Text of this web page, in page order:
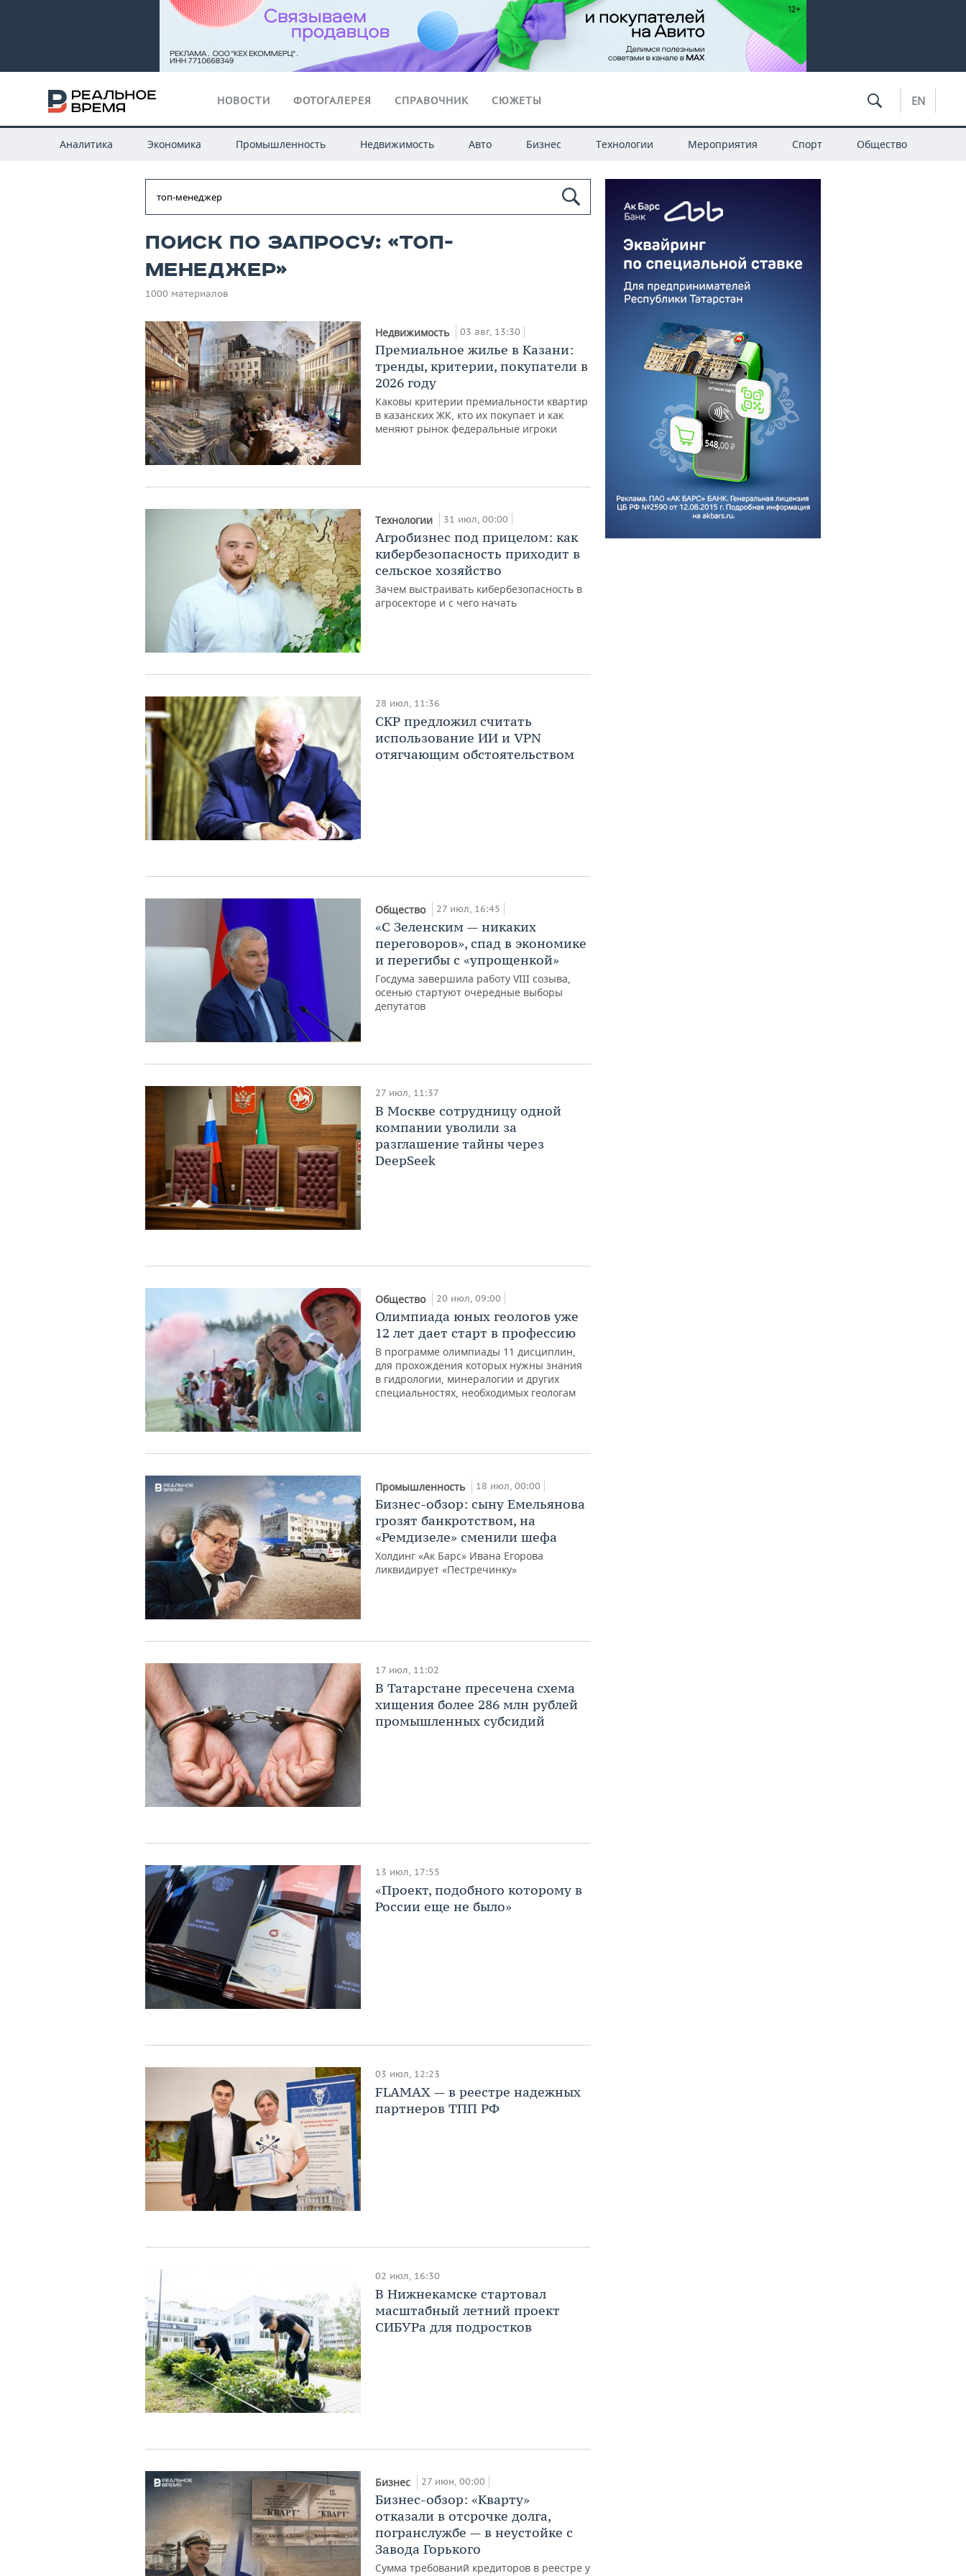
НОВОСТИ ФОТОГАЛЕРЕЯ СПРАВОЧНИК СЮЖЕТЫ EN
Аналитика Экономика Промышленность Недвижимость Авто Бизнес Технологии Мероприятия Спорт Общество
Поиск по запросу: «топ-
менеджер»
1000 материалов
Недвижимость 03 авг, 13:30
Премиальное жилье в Казани:
тренды, критерии, покупатели в
2026 году
Каковы критерии премиальности квартир
в казанских ЖК, кто их покупает и как
меняют рынок федеральные игроки
Технологии 31 июл, 00:00
Агробизнес под прицелом: как
кибербезопасность приходит в
сельское хозяйство
Зачем выстраивать кибербезопасность в
агросекторе и с чего начать
28 июл, 11:36
СКР предложил считать
использование ИИ и VPN
отягчающим обстоятельством
Общество 27 июл, 16:45
«С Зеленским — никаких
переговоров», спад в экономике
и перегибы с «упрощенкой»
Госдума завершила работу VIII созыва,
осенью стартуют очередные выборы
депутатов
27 июл, 11:37
В Москве сотрудницу одной
компании уволили за
разглашение тайны через
DeepSeek
Общество 20 июл, 09:00
Олимпиада юных геологов уже
12 лет дает старт в профессию
В программе олимпиады 11 дисциплин,
для прохождения которых нужны знания
в гидрологии, минералогии и других
специальностях, необходимых геологам
Промышленность 18 июл, 00:00
Бизнес-обзор: сыну Емельянова
грозят банкротством, на
«Ремдизеле» сменили шефа
Холдинг «Ак Барс» Ивана Егорова
ликвидирует «Пестречинку»
17 июл, 11:02
В Татарстане пресечена схема
хищения более 286 млн рублей
промышленных субсидий
13 июл, 17:55
«Проект, подобного которому в
России еще не было»
03 июл, 12:23
FLAMAX — в реестре надежных
партнеров ТПП РФ
02 июл, 16:30
В Нижнекамске стартовал
масштабный летний проект
СИБУРа для подростков
Бизнес 27 июн, 00:00
Бизнес-обзор: «Кварту»
отказали в отсрочке долга,
погранслужбе — в неустойке с
Завода Горького
Сумма требований кредиторов в реестре у